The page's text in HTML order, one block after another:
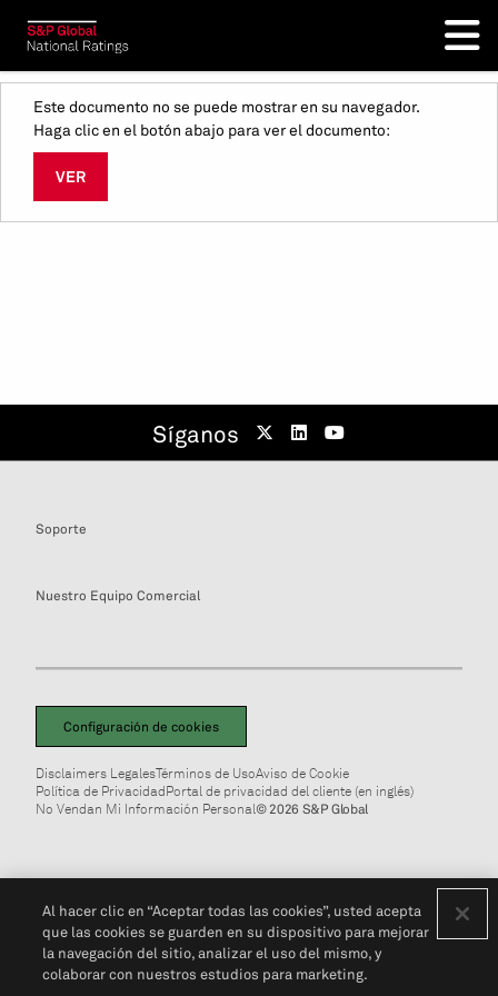
Este documento no se puede mostrar en su navegador.
Haga clic en el botón abajo para ver el documento:
VER
Síganos
Soporte
Nuestro Equipo Comercial
Configuración de cookies
Disclaimers LegalesTérminos de UsoAviso de Cookie
Política de PrivacidadPortal de privacidad del cliente (en inglés)
No Vendan Mi Información Personal© 2026 S&P Global
Al hacer clic en “Aceptar todas las cookies”, usted acepta
que las cookies se guarden en su dispositivo para mejorar
la navegación del sitio, analizar el uso del mismo, y
colaborar con nuestros estudios para marketing.